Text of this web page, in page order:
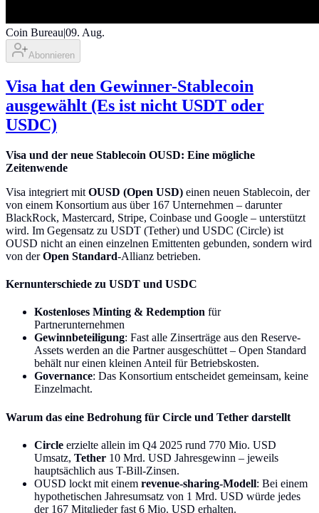
Coin Bureau|09. Aug.
Abonnieren
Visa hat den Gewinner-Stablecoin
ausgewählt (Es ist nicht USDT oder
USDC)
Visa und der neue Stablecoin OUSD: Eine mögliche
Zeitenwende
Visa integriert mit OUSD (Open USD) einen neuen Stablecoin, der
von einem Konsortium aus über 167 Unternehmen – darunter
BlackRock, Mastercard, Stripe, Coinbase und Google – unterstützt
wird. Im Gegensatz zu USDT (Tether) und USDC (Circle) ist
OUSD nicht an einen einzelnen Emittenten gebunden, sondern wird
von derOpen Standard-Allianz betrieben.
Kernunterschiede zu USDT und USDC
Kostenloses Minting & Redemption für
Partnerunternehmen
Gewinnbeteiligung: Fast alle Zinserträge aus den Reserve-
Assets werden an die Partner ausgeschüttet – Open Standard
behält nur einen kleinen Anteil für Betriebskosten.
Governance: Das Konsortium entscheidet gemeinsam, keine
Einzelmacht.
Warum das eine Bedrohung für Circle und Tether darstellt
Circle erzielte allein im Q4 2025 rund 770 Mio. USD
Umsatz, Tether 10 Mrd. USD Jahresgewinn – jeweils
hauptsächlich aus T-Bill-Zinsen.
OUSD lockt mit einem revenue-sharing-Modell: Bei einem
hypothetischen Jahresumsatz von 1 Mrd. USD würde jedes
der 167 Mitglieder fast 6 Mio. USD erhalten.